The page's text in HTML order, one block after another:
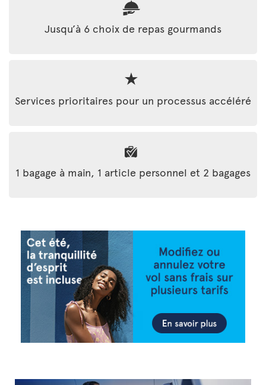
Jusqu’à 6 choix de repas gourmands
Services prioritaires pour un processus accéléré
1 bagage à main, 1 article personnel et 2 bagages